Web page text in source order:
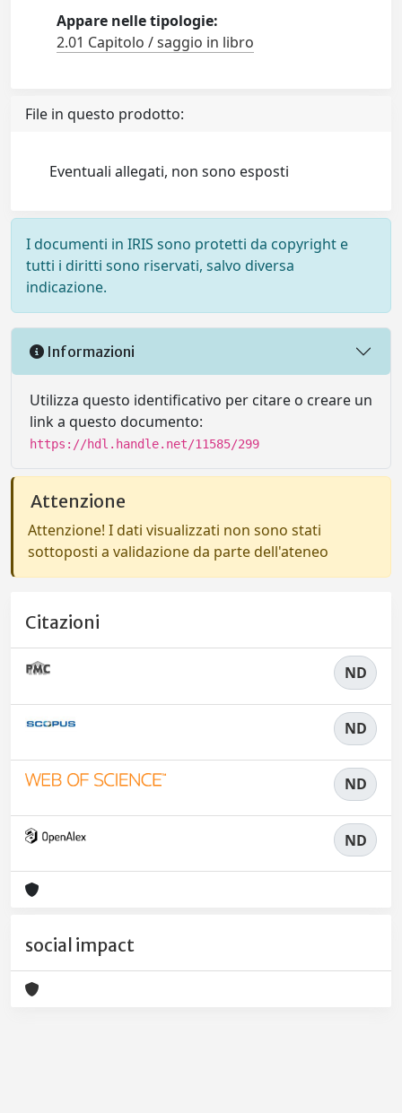
Appare nelle tipologie:
2.01 Capitolo / saggio in libro
File in questo prodotto:
Eventuali allegati, non sono esposti
I documenti in IRIS sono protetti da copyright e
tutti i diritti sono riservati, salvo diversa
indicazione.
Informazioni
Utilizza questo identificativo per citare o creare un
link a questo documento:
https://hdl.handle.net/11585/299
Attenzione
Attenzione! I dati visualizzati non sono stati
sottoposti a validazione da parte dell'ateneo
Citazioni
ND
ND
ND
ND
social impact